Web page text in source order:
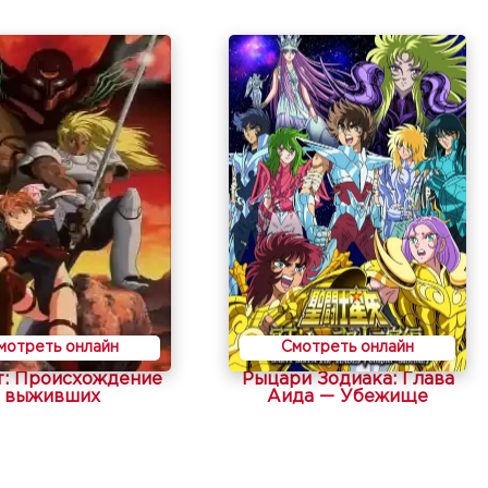
онлайн
Происхождение
выживших
Смотреть онлайн
Рыцари Зодиака: Глава
Аида — Убежище